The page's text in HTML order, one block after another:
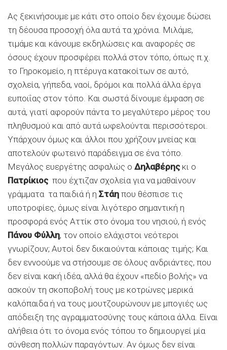
Ας ξεκινήσουμε με κάτι στο οποίο δεν έχουμε δώσει
τη δέουσα προσοχή όλα αυτά τα χρόνια. Μιλάμε,
τιμάμε και κάνουμε εκδηλώσεις και αναφορές σε
όσους έχουν προσφέρει πολλά στον τόπο, όπως π.χ.
το Γηροκομείο, η πτέρυγα κατακοίτων σε αυτό,
σχολεία, γήπεδα, ναοί, δρόμοι και πολλά άλλα έργα
ευποιΐας στον τόπο. Και σωστά δίνουμε έμφαση σε
αυτά, γιατί αφορούν πάντα το μεγαλύτερο μέρος του
πληθυσμού και από αυτά ωφελούνται περισσότεροι.
Υπάρχουν όμως και άλλοι που χρήζουν μνείας και
αποτελούν φωτεινό παράδειγμα σε ένα τόπο.
Μεγάλος ευεργέτης ασφαλώς ο Δηλαβέρηςκι ο
Πατρίκιος που έχτιζαν σχολεία για να μαθαίνουν
γράμματα τα παιδιά ή η Στάη που θέσπισε τις
υποτροφίες, όμως είναι λιγότερο σημαντική η
προσφορά ενός Αττίκ στο όνομα του νησιού, ή ενός
Πάνου Φύλλη, τον οποίο ελάχιστοι νεότεροι
γνωρίζουν; Αυτοί δεν δικαιούνται κάποιας τιμής; Και
δεν εννοούμε να στήσουμε σε όλους ανδριάντες, που
δεν είναι κακή ιδέα, αλλά θα έχουν «πεδίο βολής» να
ασκούν τη σκοποβολή τους με κοτρώνες μερικά
καλόπαιδα ή να τους μουτζουρώνουν με μπογιές ως
απόδειξη της αγραμματοσύνης τους κάποια άλλα. Είναι
αλήθεια ότι το όνομα ενός τόπου το δημιουργεί μία
σύνθεση πολλών παραγόντων. Αν όμως δεν είναι